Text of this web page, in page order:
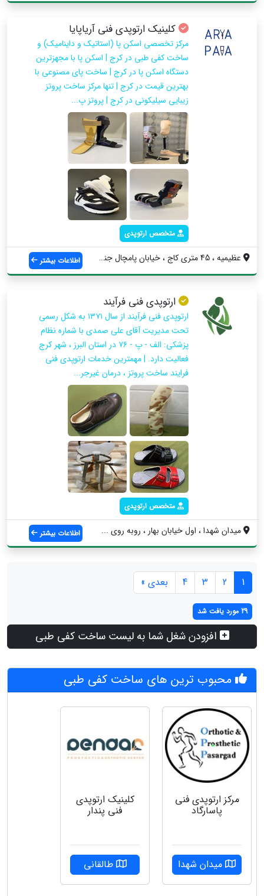
کلینیک ارتوپدی فنی آریاپایا
مرکز تخصصی اسکن پا (استاتیک و داینامیک) و
ساخت کفی طبی در کرج | اسکن پا با مجهزترین
دستگاه اسکن پا در کرج | ساخت پای مصنوعی با
بهترین قیمت در کرج | تنها مرکز ساخت پروتز
زیبایی سیلیکونی در کرج | پروتز پ...
متخصص ارتوپدی
عظیمیه ، 45 متری کاج ، خیابان پامچال جنو... اطلاعات بیشتر
ارتوپدی فنی فرآیند
ارتوپدی فنی فرآیند از سال ۱۳۷۱ به‌ شکل رسمی
تحت مدیریت آقای علی صمدی با شماره نظام
پزشکی: الف - پ - ۷۶ در استان البرز ، شهر کرج
فعالیت دارد. | مهمترین خدمات ارتوپدی فنی
فرایند ساخت پروتز ، درمان غیرجر...
متخصص ارتوپدی
میدان شهدا ، اول خیابان بهار ، روبه روی ... اطلاعات بیشتر
1
2
3
4 بعدی »
29 مورد یافت شد
افزودن شغل شما به لیست ساخت کفی طبی
محبوب ترین های ساخت کفی طبی
مرکز ارتوپدی فنی
پاسارگاد
میدان شهدا
کلینیک ارتوپدی
فنی پندار
طالقانی